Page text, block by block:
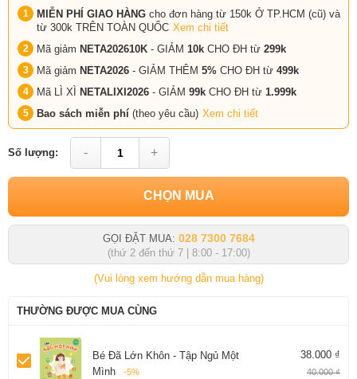
MIỄN PHÍ GIAO HÀNG cho đơn hàng từ 150k Ở TP.HCM (cũ) và
từ 300k TRÊN TOÀN QUỐC Xem chi tiết
Mã giảm NETA202610K - GIẢM 10k CHO ĐH từ 299k
Mã giảm NETA2026 - GIẢM THÊM 5% CHO ĐH từ 499k
Mã LÌ XÌ NETALIXI2026 - GIẢM 99k CHO ĐH từ 1.999k
Bao sách miễn phí (theo yêu cầu) Xem chi tiết
Số lượng: - +
CHỌN MUA
GỌI ĐẶT MUA: 028 7300 7684
(thứ 2 đến thứ 7 | 8:00 - 17:00)
(Vui lòng xem hướng dẫn mua hàng)
THƯỜNG ĐƯỢC MUA CÙNG
Bé Đã Lớn Khôn - Tập Ngủ Một
Mình
-5%
38.000 ₫
40.000 ₫